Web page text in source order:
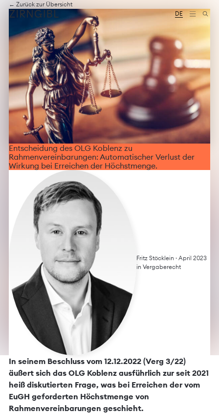
Zum
Inhalt
Diese
Website
eine
Wirtschaftskanzlei,
vom
Digitalbüro
Mokorana
gestaltet
technisch
umgesetzt
Fokus
durchdachtes
Design,
Webtechnologien
barrierefreien
DE
← Zurück zur Übersicht
Entscheidung des OLG Koblenz zu
Rahmenvereinbarungen: Automatischer Verlust der
Wirkung bei Erreichen der Höchstmenge.
Fritz Stöcklein · April 2023
inVergaberecht
In seinem Beschluss vom 12.12.2022 (Verg 3/22)
äußert sich das OLG Koblenz ausführlich zur seit 2021
heiß diskutierten Frage, was bei Erreichen der vom
EuGH geforderten Höchstmenge von
Rahmenvereinbarungen geschieht.